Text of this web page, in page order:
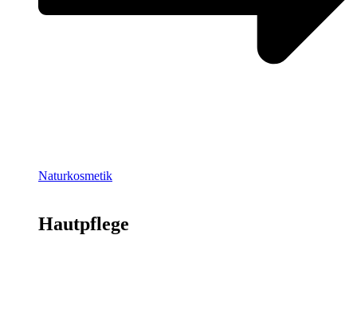
Naturkosmetik
Hautpflege